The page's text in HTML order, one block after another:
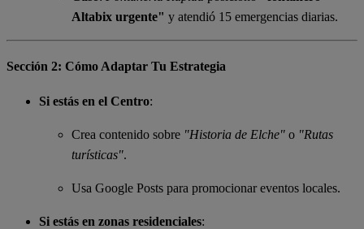
Altabix urgente" y atendió 15 emergencias diarias.
Sección 2: Cómo Adaptar Tu Estrategia
Si estás en el Centro:
Crea contenido sobre "Historia de Elche" o "Rutas
turísticas".
Usa Google Posts para promocionar eventos locales.
Si estás en zonas residenciales: